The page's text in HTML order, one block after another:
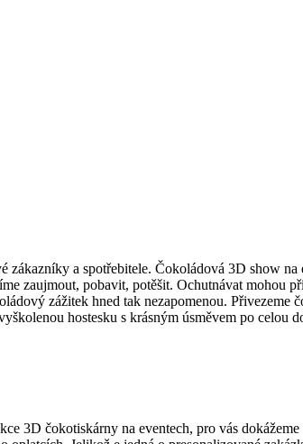
zákazníky a spotřebitele. Čokoládová 3D show na
zaujmout, pobavit, potěšit. Ochutnávat mohou
zážitek hned tak nezapomenou. Přivezeme
hostesku s krásným úsměvem po celou
3D čokotiskárny na eventech, pro vás